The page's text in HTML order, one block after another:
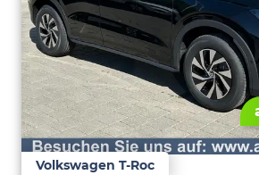
Volkswagen T-Roc